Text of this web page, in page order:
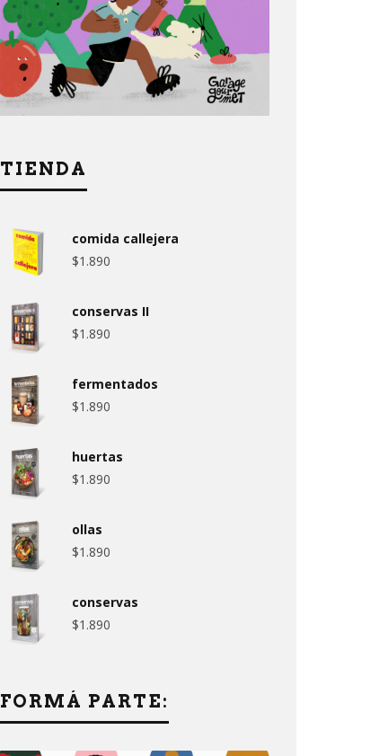
TIENDA
comida callejera
$1.890
conservas II
$1.890
fermentados
$1.890
huertas
$1.890
ollas
$1.890
conservas
$1.890
FORMÁ PARTE: